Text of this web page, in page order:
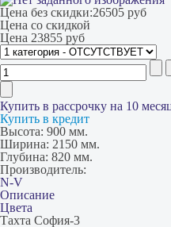
Цена без скидки:26505 руб
Цена со скидкой
Цена 23855 руб
Купить в рассрочку на 10
Купить в кредит
Высота: 900 мм.
Ширина: 2150 мм.
Глубина: 820 мм.
Производитель:
N-V
Описание
Цвета
Тахта София-3